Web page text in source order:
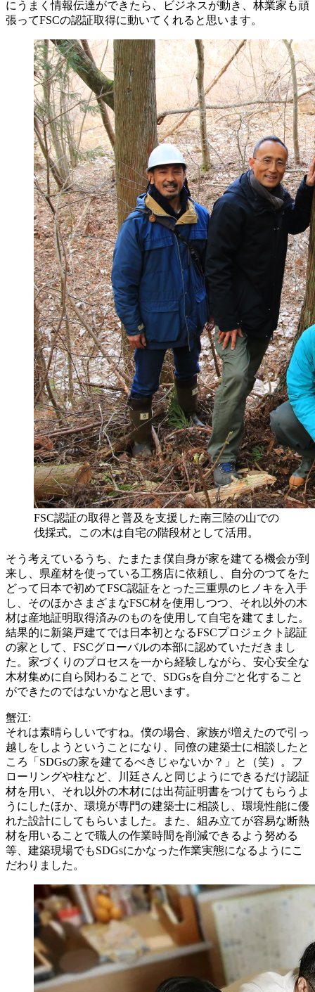
にうまく情報伝達ができたら、ビジネスが動き、林業家も頑
張ってFSCの認証取得に動いてくれると思います。
FSC認証の取得と普及を支援した南三陸の山での
伐採式。この木は自宅の階段材として活用。
そう考えているうち、たまたま僕自身が家を建てる機会が到
来し、県産材を使っている工務店に依頼し、自分のつてをた
どって日本で初めてFSC認証をとった三重県のヒノキを入手
し、そのほかさまざまなFSC材を使用しつつ、それ以外の木
材は産地証明取得済みのものを使用して自宅を建てました。
結果的に新築戸建てでは日本初となるFSCプロジェクト認証
の家として、FSCグローバルの本部に認めていただきまし
た。家づくりのプロセスを一から経験しながら、安心安全な
木材集めに自ら関わることで、SDGsを自分ごと化すること
ができたのではないかなと思います。
蟹江:
それは素晴らしいですね。僕の場合、家族が増えたので引っ
越しをしようということになり、同僚の建築士に相談したと
ころ「SDGsの家を建てるべきじゃないか？」と（笑）。フ
ローリングや柱など、川廷さんと同じようにできるだけ認証
材を用い、それ以外の木材には出荷証明書をつけてもらうよ
うにしたほか、環境が専門の建築士に相談し、環境性能に優
れた設計にしてもらいました。また、組み立てが容易な断熱
材を用いることで職人の作業時間を削減できるよう努める
等、建築現場でもSDGsにかなった作業実態になるようにこ
だわりました。